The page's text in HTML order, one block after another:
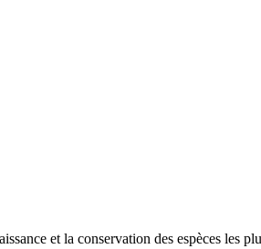
et la conservation des espèces les